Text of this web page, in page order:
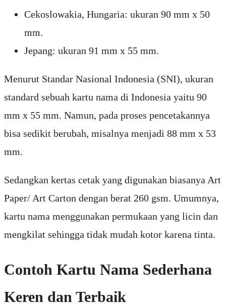
Cekoslowakia, Hungaria: ukuran 90 mm x 50
mm.
Jepang: ukuran 91 mm x 55 mm.
Menurut Standar Nasional Indonesia (SNI), ukuran
standard sebuah kartu nama di Indonesia yaitu 90
mm x 55 mm. Namun, pada proses pencetakannya
bisa sedikit berubah, misalnya menjadi 88 mm x 53
mm.
Sedangkan kertas cetak yang digunakan biasanya Art
Paper/ Art Carton dengan berat 260 gsm. Umumnya,
kartu nama menggunakan permukaan yang licin dan
mengkilat sehingga tidak mudah kotor karena tinta.
Contoh Kartu Nama Sederhana
Keren dan Terbaik